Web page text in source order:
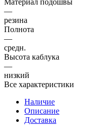
—
резина
Полнота
—
средн.
Высота каблука
—
низкий
Все характеристики
Наличие
Описание
Доставка